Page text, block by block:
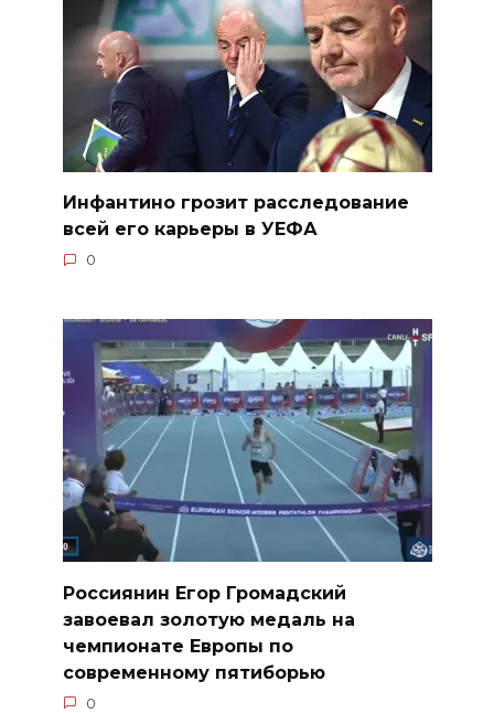
Инфантино грозит расследование
всей его карьеры в УЕФА
0
Россиянин Егор Громадский
завоевал золотую медаль на
чемпионате Европы по
современному пятиборью
0